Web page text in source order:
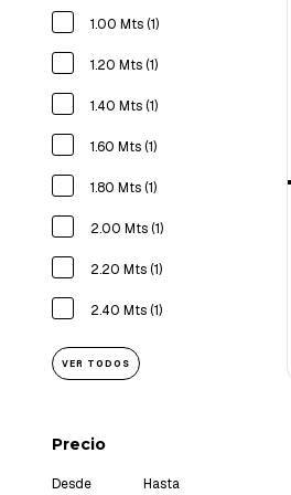
1.00 Mts (1)
1.20 Mts (1)
1.40 Mts (1)
1.60 Mts (1)
1.80 Mts (1)
2.00 Mts (1)
2.20 Mts (1)
2.40 Mts (1)
VER TODOS
Precio
Desde Hasta